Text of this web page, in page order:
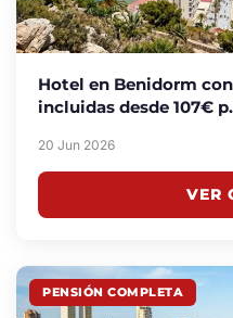
Hotel en Benidorm
incluidas desde 107€
20 Jun 2026
VER
PENSIÓN COMPLETA